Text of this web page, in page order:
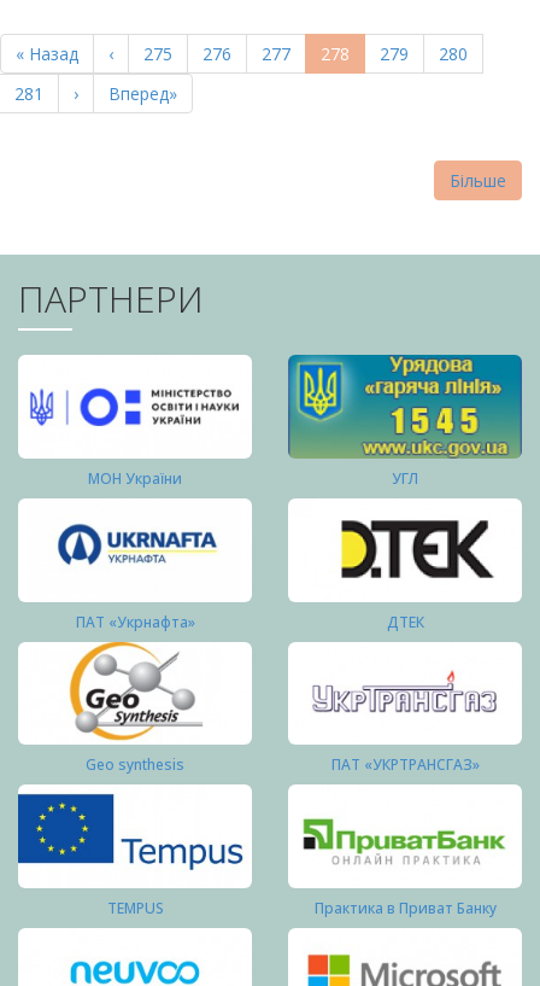
НА
СТОРІНКИ
Перша
сторінка
« Назад
Попередня
сторінка
‹ Page
275 Page
276 Page
277
Поточна
сторінка
278 Page
279 Page
280
Page
281
Наступна
сторінка
›
Остання
сторінка
Вперед»
Більше
ПАРТНЕРИ
МОН України УГЛ
ПАТ «Укрнафта» ДТЕК
Geo synthesis ПАТ «УКРТРАНСГАЗ»
TEMPUS Практика в Приват Банку